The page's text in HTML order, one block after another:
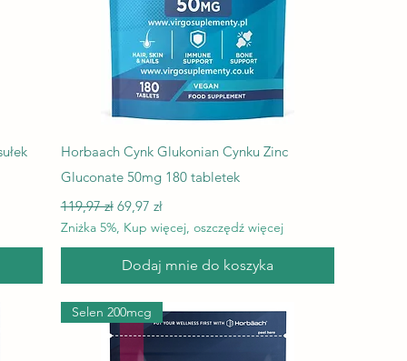
Podgląd
Horbaach Cynk Glukonian Cynku Zinc
Gluconate 50mg 180 tabletek
Regularna cena
119,97 zł Cena rabatowa
69,97 zł
Zniżka 5%, Kup więcej, oszczędź więcej
Dodaj mnie do koszyka
Selen 200mcg